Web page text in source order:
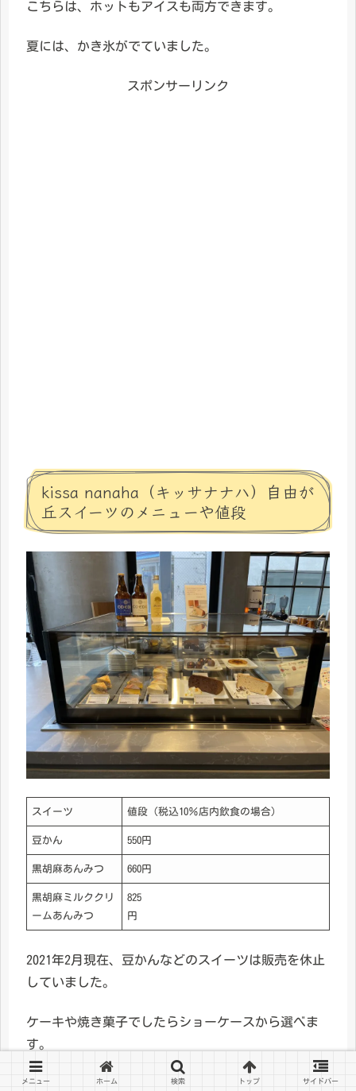
こちらは、ホットもアイスも両方できます。
夏には、かき氷がでていました。
スポンサーリンク
kissa nanaha（キッサナナハ）自由が
丘スイーツのメニューや値段
スイーツ 値段（税込10％店内飲食の場合）
豆かん 550円
黒胡麻あんみつ 660円
黒胡麻ミルククリ
ームあんみつ
825
円
2021年2月現在、豆かんなどのスイーツは販売を休止
していました。
ケーキや焼き菓子でしたらショーケースから選べま
す。
チョコレートシフォンケーキ
メニュー ホーム 検索 トップ サイドバー